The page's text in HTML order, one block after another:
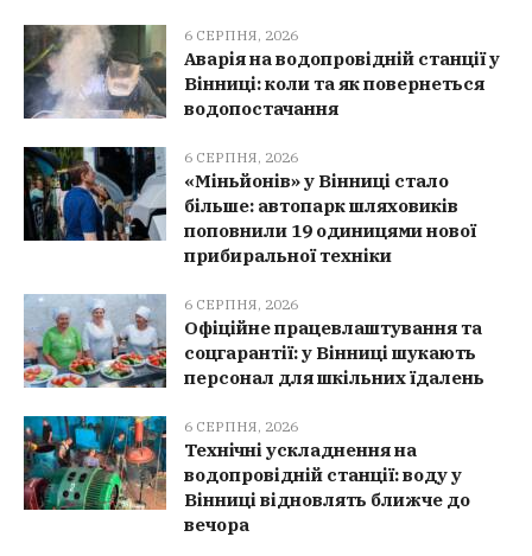
6 СЕРПНЯ, 2026
Аварія на водопровідній станції у
Вінниці: коли та як повернеться
водопостачання
6 СЕРПНЯ, 2026
«Міньйонів» у Вінниці стало
більше: автопарк шляховиків
поповнили 19 одиницями нової
прибиральної техніки
6 СЕРПНЯ, 2026
Офіційне працевлаштування та
соцгарантії: у Вінниці шукають
персонал для шкільних їдалень
6 СЕРПНЯ, 2026
Технічні ускладнення на
водопровідній станції: воду у
Вінниці відновлять ближче до
вечора